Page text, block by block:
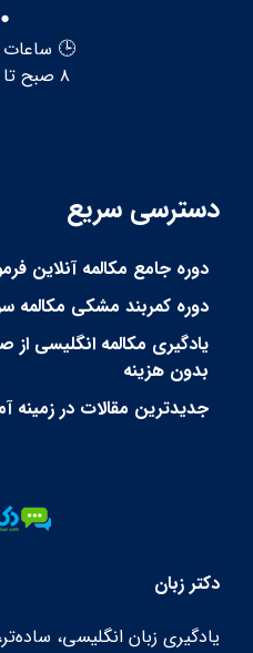
🕒
۸ صبح تا ۲ بعدازظهر
دسترسی سریع
دوره جامع مکالمه آنلاین
دوره کمربند مشکی مکالمه
بدون هزینه
جدیدترین مقالات در زمینه
دکتر زبان
یادگیری زبان انگلیسی،